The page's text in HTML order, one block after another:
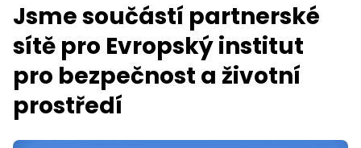
Jsme součástí partnerské
sítě pro Evropský institut
pro bezpečnost a životní
prostředí